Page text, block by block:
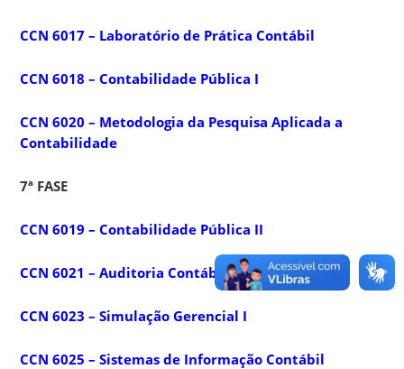
CCN 6017 – Laboratório de Prática Contábil
CCN 6018 – Contabilidade Pública I
CCN 6020 – Metodologia da Pesquisa Aplicada a
Contabilidade
7ª FASE
CCN 6019 – Contabilidade Pública II
CCN 6021 – Auditoria Contábil I
CCN 6023 – Simulação Gerencial I
CCN 6025 – Sistemas de Informação Contábil